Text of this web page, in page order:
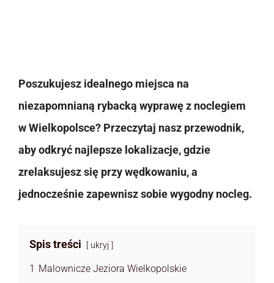
Poszukujesz idealnego miejsca na
niezapomnianą rybacką wyprawę z noclegiem
w Wielkopolsce? Przeczytaj nasz przewodnik,
aby odkryć najlepsze lokalizacje, gdzie
zrelaksujesz się przy wędkowaniu, a
jednocześnie zapewnisz sobie wygodny nocleg.
Spis treści ukryj
1
Malownicze Jeziora Wielkopolskie